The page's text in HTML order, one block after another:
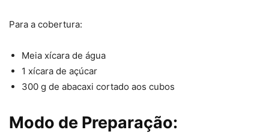
Para a cobertura:
Meia xícara de água
1 xícara de açúcar
300 g de abacaxi cortado aos cubos
Modo de Preparação: